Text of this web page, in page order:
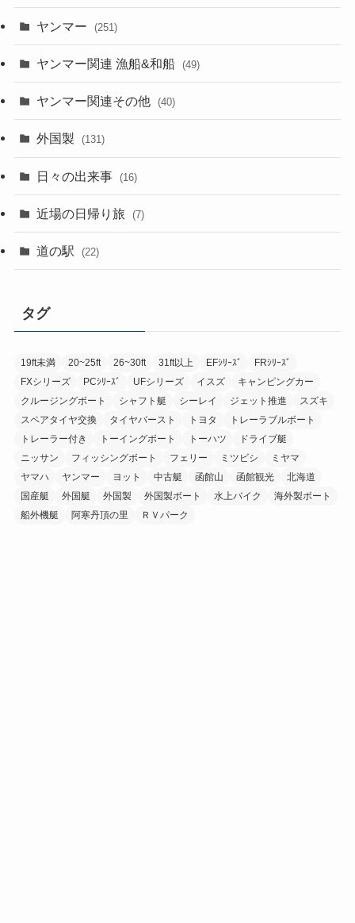
ヤンマー (251)
ヤンマー関連 漁船&和船 (49)
ヤンマー関連その他 (40)
外国製 (131)
日々の出来事 (16)
近場の日帰り旅 (7)
道の駅 (22)
タグ
19ft未満 20~25ft 26~30ft 31ft以上 EFｼﾘｰｽﾞ
FRｼﾘｰｽﾞ
FXシリーズ
PCｼﾘｰｽﾞ UFシリーズ イスズ
キャンピングカー
クルージングボート
シャフト艇 シーレイ ジェット推進
スズキ
スペアタイヤ交換
タイヤバースト トヨタ
トレーラブルボート
トレーラー付き
トーイングボート トーハツ
ドライブ艇
ニッサン
フィッシングボート フェリー ミツビシ
ミヤマ
ヤマハ
ヤンマー ヨット 中古艇 函館山 函館観光
北海道
国産艇
外国艇 外国製 外国製ボート 水上バイク
海外製ボート
船外機艇
阿寒丹頂の里 ＲＶパーク